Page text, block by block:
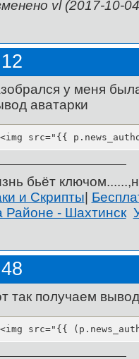
vl (2017-10-
у меня
аватарки
<img src="{{
бьёт
и Скрипты
Районе - Шахтинск
так получаем
<img src="{{